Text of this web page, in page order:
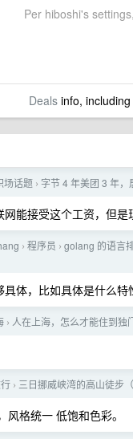
Per hiboshi's
Dealsinfo, including
场话题 › 字节 4 年美团 3 年，
能接受这个工资，但是
› 程序员 › golang 的语言
体，比如具体是什么
› 人在上海，怎么才能住到独
› 三日挪威峡湾的高山徒步（
格统一 低饱和色彩。